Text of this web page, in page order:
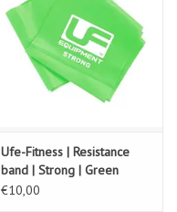
Ufe-Fitness | Resistance
band | Strong | Green
€10,00